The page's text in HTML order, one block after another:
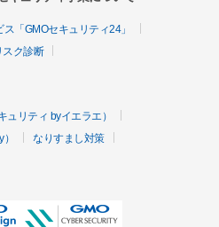
「GMOセキュリティ24」
スク診断
リティ byイエラエ）
なりすまし対策